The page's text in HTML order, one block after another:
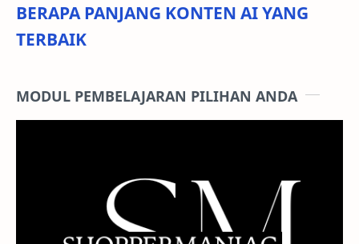
BERAPA PANJANG KONTEN AI YANG
TERBAIK
MODUL PEMBELAJARAN PILIHAN ANDA